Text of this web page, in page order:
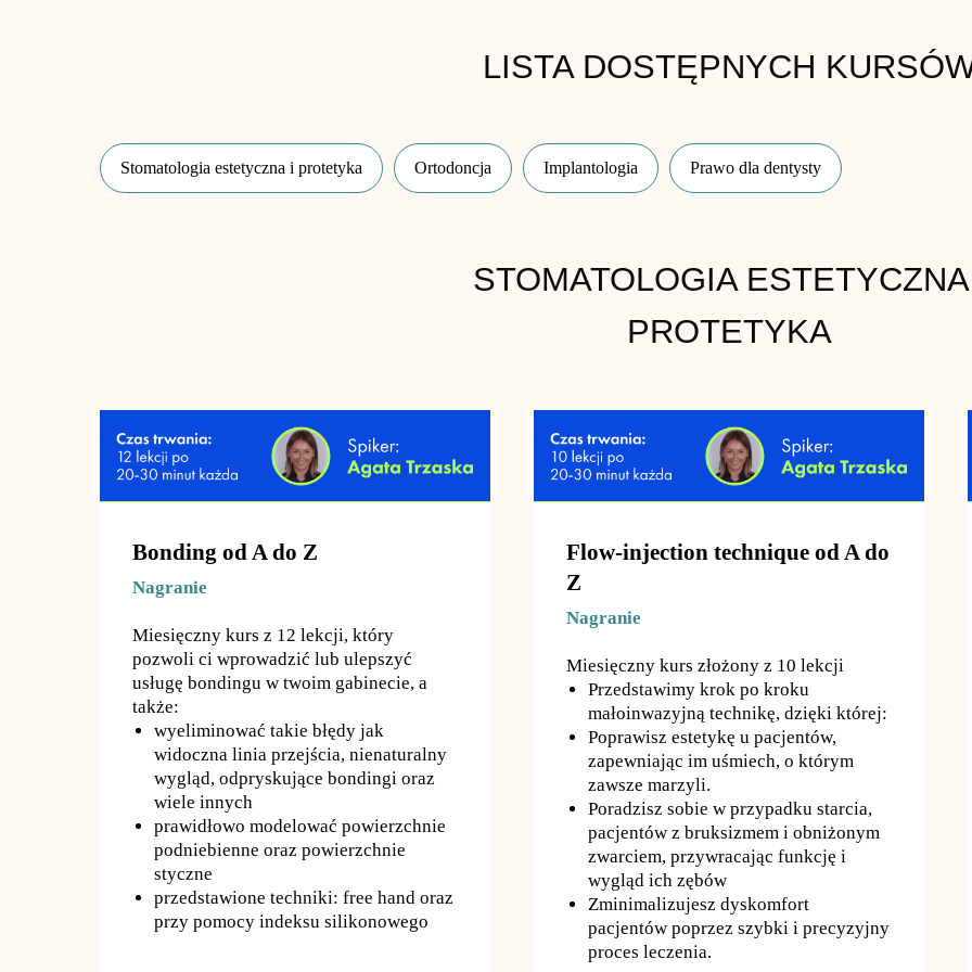
LISTA DOSTĘPNYCH
Stomatologia estetyczna i protetyka Ortodoncja Implantologia Prawo dla dentysty
STOMATOLOGIA
PROTETYKA
Bonding od A do Z
Nagranie
Miesięczny kurs z 12 lekcji, który
pozwoli ci wprowadzić lub ulepszyć
usługę bondingu w twoim gabinecie, a
także:
wyeliminować takie błędy jak
widoczna linia przejścia, nienaturalny
wygląd, odpryskujące bondingi oraz
wiele innych
prawidłowo modelować powierzchnie
podniebienne oraz powierzchnie
styczne
przedstawione techniki: free hand oraz
przy pomocy indeksu silikonowego
Flow-injection technique od A do
Z
Nagranie
Miesięczny kurs złożony z 10 lekcji
Przedstawimy krok po kroku
małoinwazyjną technikę, dzięki której:
Poprawisz estetykę u pacjentów,
zapewniając im uśmiech, o którym
zawsze marzyli.
Poradzisz sobie w przypadku starcia,
pacjentów z bruksizmem i obniżonym
zwarciem, przywracając funkcję i
wygląd ich zębów
Zminimalizujesz dyskomfort
pacjentów poprzez szybki i precyzyjny
proces leczenia.